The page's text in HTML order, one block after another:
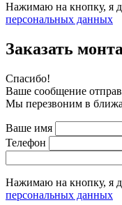
Нажимаю на кнопку, я
персональных данных
Заказать
Cпасибо!
Ваше сообщение
Мы перезвоним в
Ваше имя
Телефон
Нажимаю на кнопку, я
персональных данных